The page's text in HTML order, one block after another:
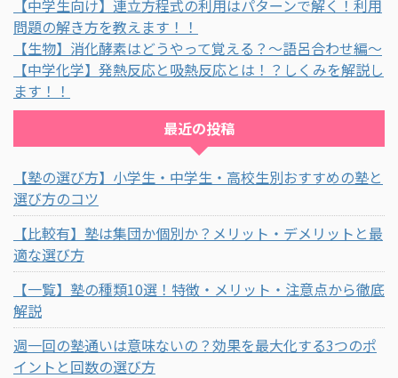
【中学生向け】連立方程式の利用はパターンで解く！利用
問題の解き方を教えます！！
【生物】消化酵素はどうやって覚える？～語呂合わせ編～
【中学化学】発熱反応と吸熱反応とは！？しくみを解説し
ます！！
最近の投稿
【塾の選び方】小学生・中学生・高校生別おすすめの塾と
選び方のコツ
【比較有】塾は集団か個別か？メリット・デメリットと最
適な選び方
【一覧】塾の種類10選！特徴・メリット・注意点から徹底
解説
週一回の塾通いは意味ないの？効果を最大化する3つのポ
イントと回数の選び方